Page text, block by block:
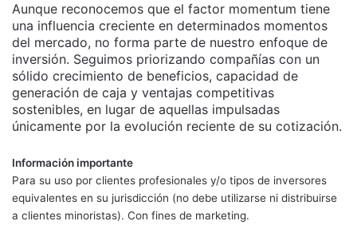
Aunque reconocemos que el factor momentum tiene
una influencia creciente en determinados momentos
del mercado, no forma parte de nuestro enfoque de
inversión. Seguimos priorizando compañías con un
sólido crecimiento de beneficios, capacidad de
generación de caja y ventajas competitivas
sostenibles, en lugar de aquellas impulsadas
únicamente por la evolución reciente de su cotización.
Información importante
Para su uso por clientes profesionales y/o tipos de inversores
equivalentes en su jurisdicción (no debe utilizarse ni distribuirse
a clientes minoristas). Con fines de marketing.